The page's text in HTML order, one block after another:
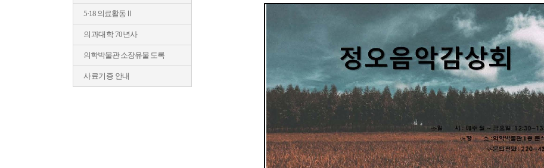
5·18 의료활동Ⅱ
의과대학 70년사
의학박물관 소장유물 도록
사료기증 안내